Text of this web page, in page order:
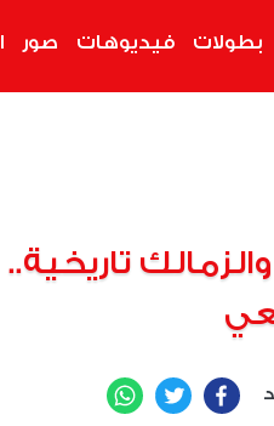
بطولات فيديوهات صور
تاريخية..
Facebook
Twitter